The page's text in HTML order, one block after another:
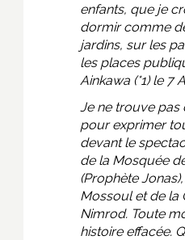
enfants, que je
dormir comme
jardins, sur les
les places
Ainkawa (*1) le 7
Je ne trouve pas
pour exprimer
devant le
de la Mosquée
(Prophète
Mossoul et de la
Nimrod. Toute
histoire effacée.